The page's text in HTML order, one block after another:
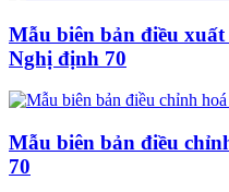
Mẫu biên bản điều
Nghị định 70
Mẫu biên bản điều
70